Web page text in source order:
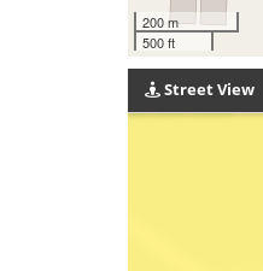
200 m
500 ft
Street View